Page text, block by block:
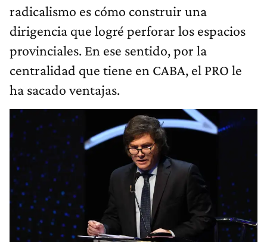
radicalismo es cómo construir una
dirigencia que logré perforar los espacios
provinciales. En ese sentido, por la
centralidad que tiene en CABA, el PRO le
ha sacado ventajas.